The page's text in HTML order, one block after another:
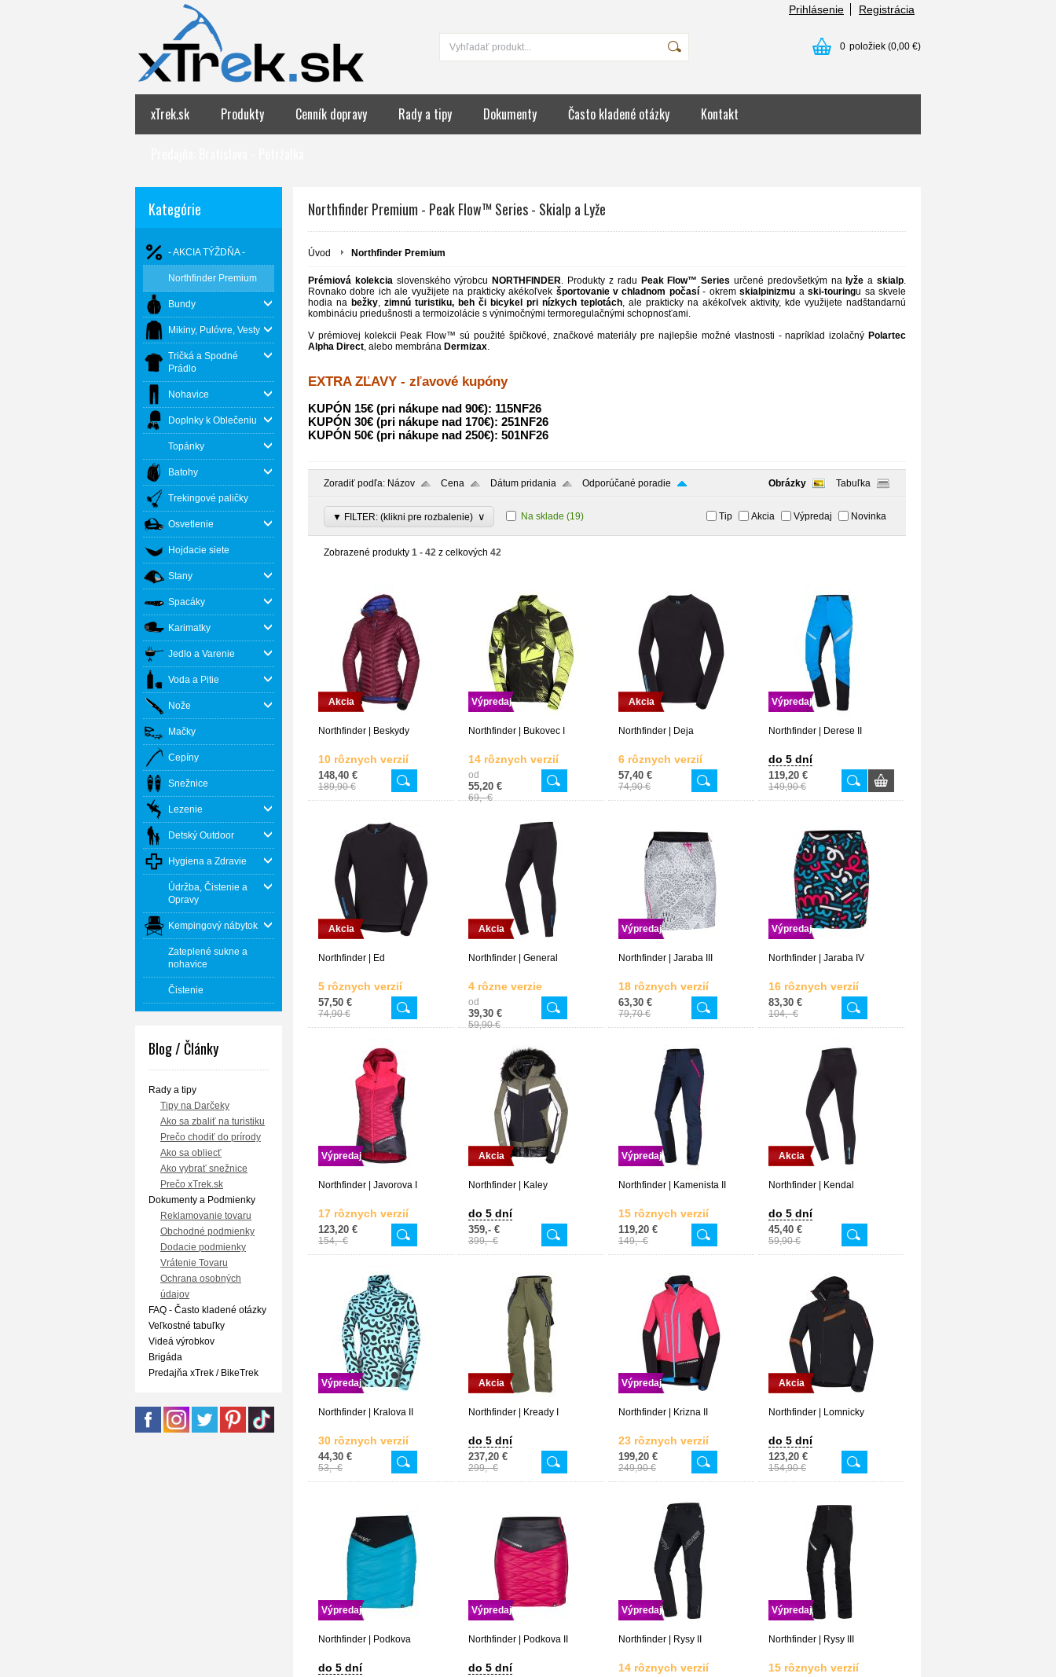
Prihlásenie Registrácia
0 položiek (0,00 €)
xTrek.sk Produkty Cenník dopravy Rady a tipy Dokumenty Často kladené otázky Kontakt
Kategórie
- AKCIA TÝŽDŇA -
Northfinder Premium
Bundy
Mikiny, Pulóvre, Vesty
Tričká a Spodné
Prádlo
Nohavice
Doplnky k Oblečeniu
Topánky
Batohy
Trekingové paličky
Osvetlenie
Hojdacie siete
Stany
Spacáky
Karimatky
Jedlo a Varenie
Voda a Pitie
Nože
Mačky
Cepíny
Snežnice
Lezenie
Detský Outdoor
Hygiena a Zdravie
Údržba, Čistenie a
Opravy
Kempingový nábytok
Zateplené sukne a
nohavice
Čistenie
Blog / Články
Rady a tipy
Tipy na Darčeky
Ako sa zbaliť na turistiku
Prečo chodiť do prírody
Ako sa obliecť
Ako vybrať snežnice
Prečo xTrek.sk
Dokumenty a Podmienky
Reklamovanie tovaru
Obchodné podmienky
Dodacie podmienky
Vrátenie Tovaru
Ochrana osobných
údajov
FAQ - Často kladené otázky
Veľkostné tabuľky
Videá výrobkov
Brigáda
Predajňa xTrek / BikeTrek
Northfinder Premium - Peak Flow™ Series - Skialp a Lyže
Úvod Northfinder Premium
Prémiová kolekciaslovenského výrobcu NORTHFINDER. Produkty z radu Peak Flow™ Series určené predovšetkým na lyže a skialp.
Rovnako dobre ich ale využijete na prakticky akékoľvek športovanie v chladnom počasí- okremskialpinizmu aski-touringu sa skvele
hodia na bežky, zimnú turistiku, beh či bicykel pri nízkych teplotách, ale prakticky na akékoľvek aktivity, kde využijete nadštandarnú
kombináciu priedušnosti a termoizolácie s výnimočnými termoregulačnými schopnosťami.
V prémiovej kolekcii Peak Flow™ sú použité špičkové, značkové materiály pre najlepšie možné vlastnosti - napríklad izolačný Polartec
Alpha Direct, alebo membrána Dermizax.
EXTRA ZĽAVY - zľavové kupóny
KUPÓN 15€ (pri nákupe nad 90€): 115NF26
KUPÓN 30€ (pri nákupe nad 170€): 251NF26
KUPÓN 50€ (pri nákupe nad 250€): 501NF26
Zoradiť podľa: Názov Cena Dátum pridania Odporúčané poradie Obrázky Tabuľka
▼ FILTER: (klikni pre rozbalenie) ∨ Na sklade (19) Tip Akcia Výpredaj Novinka
Zobrazené produkty 1 - 42 z celkových 42
Akcia
Northfinder | Beskydy
10 rôznych verzií
148,40 €
189,90 €
Výpredaj
Northfinder | Bukovec I
14 rôznych verzií
od
55,20 €
69,- €
Akcia
Northfinder | Deja
6 rôznych verzií
57,40 €
74,90 €
Výpredaj
Northfinder | Derese II
do 5 dní
119,20 €
149,90 €
Akcia
Northfinder | Ed
5 rôznych verzií
57,50 €
74,90 €
Akcia
Northfinder | General
4 rôzne verzie
od
39,30 €
59,90 €
Výpredaj
Northfinder | Jaraba III
18 rôznych verzií
63,30 €
79,70 €
Výpredaj
Northfinder | Jaraba IV
16 rôznych verzií
83,30 €
104,- €
Výpredaj
Northfinder | Javorova I
17 rôznych verzií
123,20 €
154,- €
Akcia
Northfinder | Kaley
do 5 dní
359,- €
399,- €
Výpredaj
Northfinder | Kamenista II
15 rôznych verzií
119,20 €
149,- €
Akcia
Northfinder | Kendal
do 5 dní
45,40 €
59,90 €
Výpredaj
Northfinder | Kralova II
30 rôznych verzií
44,30 €
53,- €
Akcia
Northfinder | Kready I
do 5 dní
237,20 €
299,- €
Výpredaj
Northfinder | Krizna II
23 rôznych verzií
199,20 €
249,90 €
Akcia
Northfinder | Lomnicky
do 5 dní
123,20 €
154,90 €
Výpredaj
Northfinder | Podkova
do 5 dní
Výpredaj
Northfinder | Podkova II
do 5 dní
Výpredaj
Northfinder | Rysy II
14 rôznych verzií
Výpredaj
Northfinder | Rysy III
15 rôznych verzií